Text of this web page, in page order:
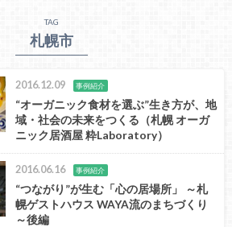
TAG
札幌市
2016.12.09 事例紹介
“オーガニック食材を選ぶ”生き方が、地
域・社会の未来をつくる（札幌 オーガ
ニック居酒屋 粋Laboratory）
2016.06.16 事例紹介
“つながり”が生む「心の居場所」 ～札
幌ゲストハウス WAYA流のまちづくり
～後編